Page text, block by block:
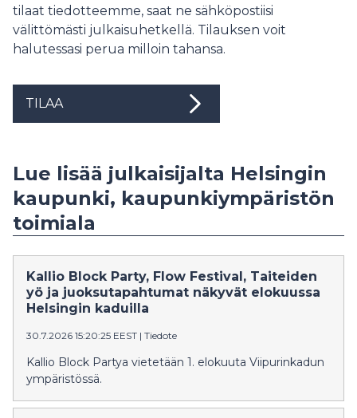
tilaat tiedotteemme, saat ne sähköpostiisi
välittömästi julkaisuhetkellä. Tilauksen voit
halutessasi perua milloin tahansa.
TILAA
Lue lisää julkaisijalta Helsingin
kaupunki, kaupunkiympäristön
toimiala
Kallio Block Party, Flow Festival, Taiteiden
yö ja juoksutapahtumat näkyvät elokuussa
Helsingin kaduilla
30.7.2026 15:20:25 EEST | Tiedote
Kallio Block Partya vietetään 1. elokuuta Viipurinkadun
ympäristössä.